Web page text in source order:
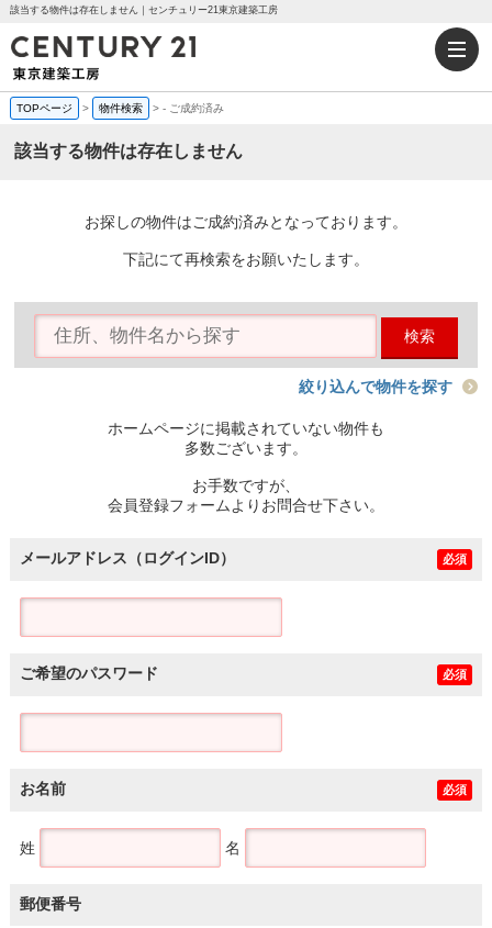
該当する物件は存在しません｜センチュリー21東京建築工房
TOPページ > 物件検索 >- ご成約済み
該当する物件は存在しません
お探しの物件はご成約済みとなっております。
下記にて再検索をお願いたします。
検索
絞り込んで物件を探す
ホームページに掲載されていない物件も
多数ございます。
お手数ですが、
会員登録フォームよりお問合せ下さい。
メールアドレス（ログインID） 必須
ご希望のパスワード 必須
お名前 必須
姓 名
郵便番号